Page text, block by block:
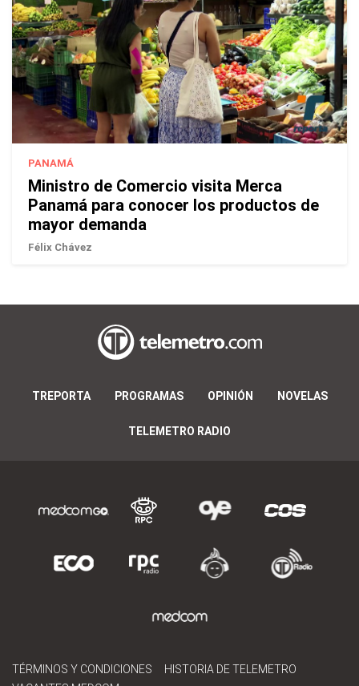
PANAMÁ
Ministro de Comercio visita Merca
Panamá para conocer los productos de
mayor demanda
Félix Chávez
TREPORTA PROGRAMAS OPINIÓN NOVELAS
TELEMETRO RADIO
TÉRMINOS Y CONDICIONES
HISTORIA DE TELEMETRO